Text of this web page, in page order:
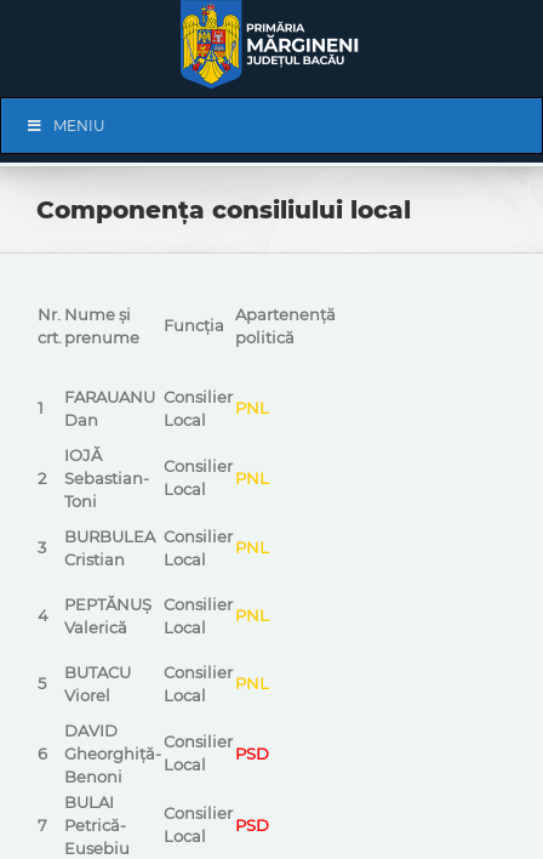
Navigation
MENIU
Componența consiliului local
Nr.
crt.
Nume și
prenume
Funcția
Apartenență
politică
1
FARAUANU
Dan
Consilier
Local
PNL
2
IOJĂ
Sebastian-
Toni
Consilier
Local
PNL
3
BURBULEA
Cristian
Consilier
Local
PNL
4
PEPTĂNUȘ
Valerică
Consilier
Local
PNL
5
BUTACU
Viorel
Consilier
Local
PNL
6
DAVID
Gheorghiță-
Benoni
Consilier
Local
PSD
7
BULAI
Petrică-
Eusebiu
Consilier
Local
PSD